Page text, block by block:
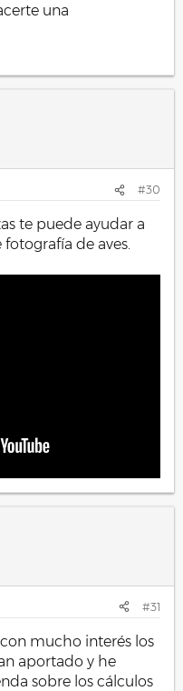
una
#30
te puede ayudar a
de aves.
#31
mucho interés los
aportado y he
sobre los cálculos